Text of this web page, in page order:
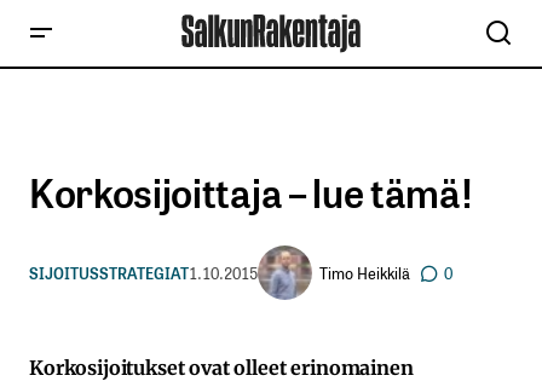
Korkosijoittaja – lue tämä!
SIJOITUSSTRATEGIAT1.10.2015 Timo Heikkilä 0
Korkosijoitukset ovat olleet erinomainen